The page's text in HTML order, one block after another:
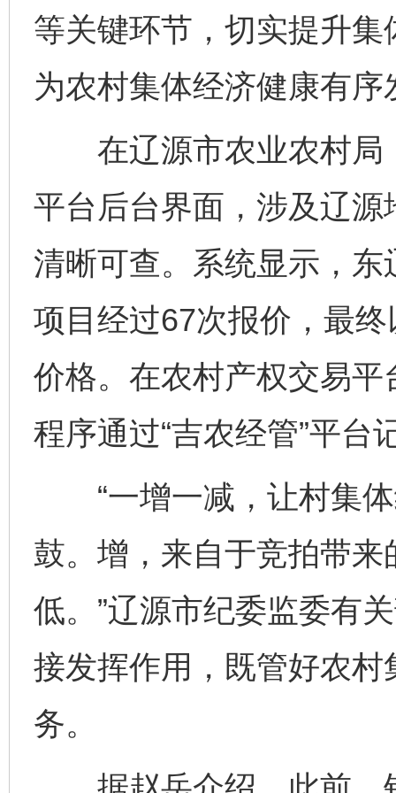
等关键环节，切实提升
为农村集体经济健康有
在辽源市农业农村局
平台后台界面，涉及辽
清晰可查。系统显示，
项目经过67次报价，最
价格。在农村产权交易
程序通过“吉农经管”平台
“一增一减，让村集体
鼓。增，来自于竞拍带
低。”辽源市纪委监委有
接发挥作用，既管好农村
务。